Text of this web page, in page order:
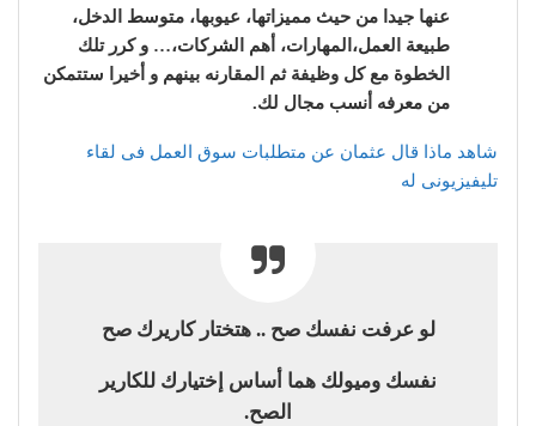
عنها جيدا من حيث مميزاتها، عيوبها، متوسط الدخل،
طبيعة العمل،المهارات، أهم الشركات،… و كرر تلك
الخطوة مع كل وظيفة ثم المقارنه بينهم و أخيرا ستتمكن
من معرفه أنسب مجال لك.
شاهد ماذا قال عثمان عن متطلبات سوق العمل فى لقاء
تليفيزيونى له
لو عرفت نفسك صح .. هتختار كاريرك صح
نفسك وميولك هما أساس إختيارك للكارير
الصح.